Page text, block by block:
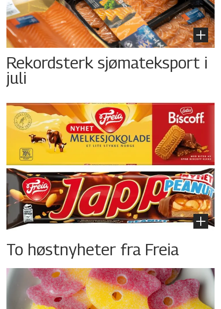
Rekordsterk sjømateksport i
juli
To høstnyheter fra Freia